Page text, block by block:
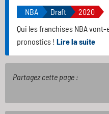
NBA
Draft
2020
Qui les franchises NBA
pronostics ! Lire la suite
Partagez cette page :